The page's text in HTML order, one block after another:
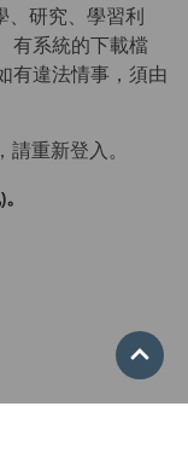
、研究、學習利
有系統的下載檔
有違法情事，須由
，請重新登入。
。